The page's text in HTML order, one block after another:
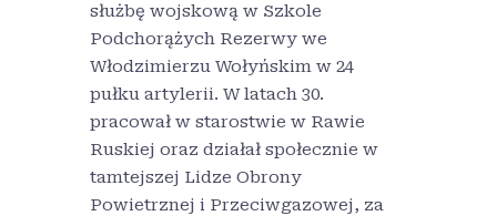
służbę wojskową w Szkole
Podchorążych Rezerwy we
Włodzimierzu Wołyńskim w 24
pułku artylerii. W latach 30.
pracował w starostwie w Rawie
Ruskiej oraz działał społecznie w
tamtejszej Lidze Obrony
Powietrznej i Przeciwgazowej, za